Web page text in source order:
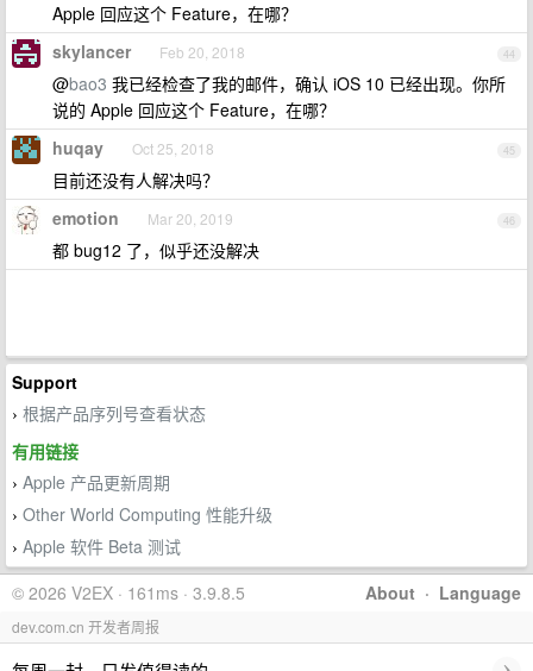
Apple 回应这个 Feature，在哪？
44
skylancer Feb 20, 2018
@bao3 我已经检查了我的邮件，确认 iOS 10 已经出现。你所
说的 Apple 回应这个 Feature，在哪？
45
huqay Oct 25, 2018
目前还没有人解决吗？
46
emotion Mar 20, 2019
都 bug12 了，似乎还没解决
Support
› 根据产品序列号查看状态
有用链接
› Apple 产品更新周期
› Other World Computing 性能升级
› Apple 软件 Beta 测试
About · Language
© 2026 V2EX · 161ms · 3.9.8.5
dev.com.cn 开发者周报